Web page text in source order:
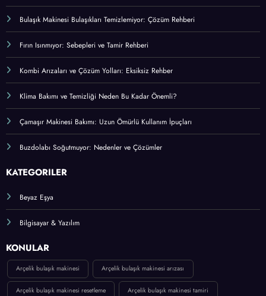
Bulaşık Makinesi Bulaşıkları Temizlemiyor: Çözüm Rehberi
Fırın Isınmıyor: Sebepleri ve Tamir Rehberi
Kombi Arızaları ve Çözüm Yolları: Eksiksiz Rehber
Klima Bakımı ve Temizliği Neden Bu Kadar Önemli?
Çamaşır Makinesi Bakımı: Uzun Ömürlü Kullanım İpuçları
Buzdolabı Soğutmuyor: Nedenler ve Çözümler
KATEGORİLER
Beyaz Eşya
Bilgisayar & Yazılım
KONULAR
Arçelik bulaşık makinesi Arçelik bulaşık makinesi arızası
Arçelik bulaşık makinesi resetleme Arçelik bulaşık makinesi tamiri